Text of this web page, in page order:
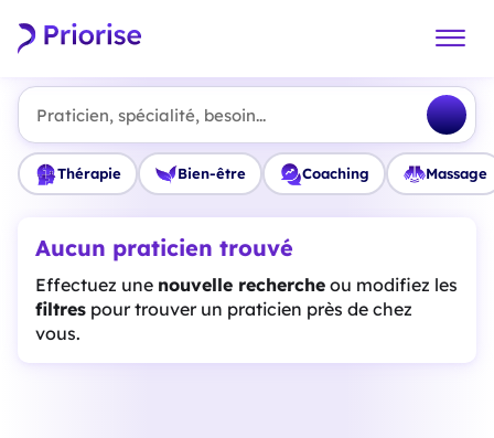
Praticien, spécialité, besoin...
Thérapie Bien-être Coaching Massage
Aucun praticien trouvé
Effectuez une nouvelle recherche ou modifiez les
filtres pour trouver un praticien près de chez
vous.